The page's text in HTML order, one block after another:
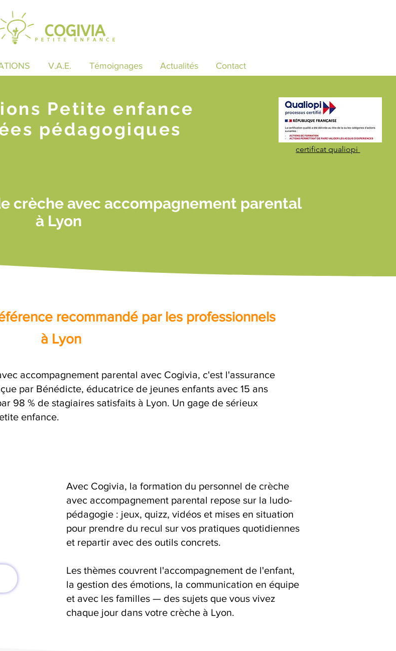
V.A.E. Témoignages Actualités Contact
Petite enfance
pédagogiques
certificat qualiopi
crèche avec accompagnement parental
à Lyon
recommandé par les professionnels
à Lyon
accompagnement parental avec Cogivia, c'est l'assurance
par Bénédicte, éducatrice de jeunes enfants avec 15 ans
98 % de stagiaires satisfaits à Lyon. Un gage de sérieux
enfance.
Avec Cogivia, la formation du personnel de crèche
avec accompagnement parental repose sur la ludo-
pédagogie : jeux, quizz, vidéos et mises en situation
pour prendre du recul sur vos pratiques quotidiennes
et repartir avec des outils concrets.
Les thèmes couvrent l'accompagnement de l'enfant,
la gestion des émotions, la communication en équipe
et avec les familles — des sujets que vous vivez
chaque jour dans votre crèche à Lyon.